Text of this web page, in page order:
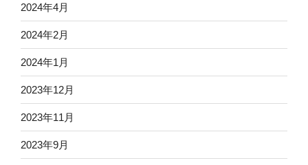
2024年4月
2024年2月
2024年1月
2023年12月
2023年11月
2023年9月